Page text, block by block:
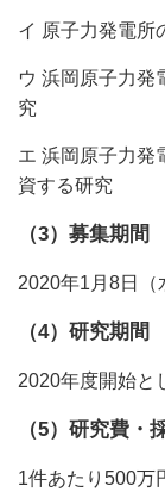
イ 原子力発電所
ウ 浜岡原子力発
究
エ 浜岡原子力発
資する研究
（3）募集期間
2020年1月8日（
（4）研究期間
2020年度開始と
（5）研究費・
1件あたり500万